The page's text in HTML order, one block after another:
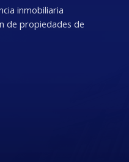
inmobiliaria
de propiedades de